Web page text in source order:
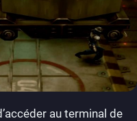
au terminal de